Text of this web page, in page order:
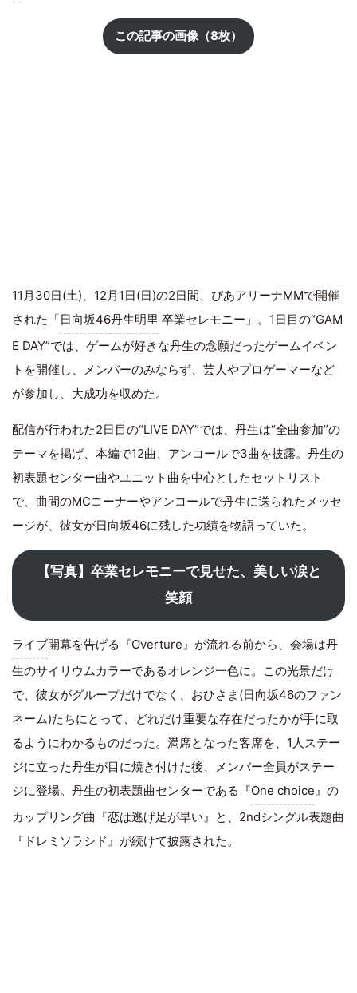
この記事の画像（8枚）
11月30日(土)、12月1日(日)の2日間、ぴあアリーナMMで開催
された「日向坂46丹生明里 卒業セレモニー」。1日目の“GAM
E DAY”では、ゲームが好きな丹生の念願だったゲームイベン
トを開催し、メンバーのみならず、芸人やプロゲーマーなど
が参加し、大成功を収めた。
配信が行われた2日目の“LIVE DAY”では、丹生は“全曲参加”の
テーマを掲げ、本編で12曲、アンコールで3曲を披露。丹生の
初表題センター曲やユニット曲を中心としたセットリスト
で、曲間のMCコーナーやアンコールで丹生に送られたメッセ
ージが、彼女が日向坂46に残した功績を物語っていた。
【写真】卒業セレモニーで見せた、美しい涙と
笑顔
ライブ開幕を告げる『Overture』が流れる前から、会場は丹
生のサイリウムカラーであるオレンジ一色に。この光景だけ
で、彼女がグループだけでなく、おひさま(日向坂46のファン
ネーム)たちにとって、どれだけ重要な存在だったかが手に取
るようにわかるものだった。満席となった客席を、1人ステー
ジに立った丹生が目に焼き付けた後、メンバー全員がステー
ジに登場。丹生の初表題曲センターである『One choice 』の
カップリング曲『恋は逃げ足が早い』と、2ndシングル表題曲
『ドレミソラシド』が続けて披露された。